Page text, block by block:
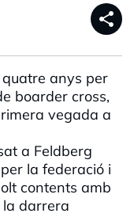
share
anys per
boarder cross,
vegada a
a Feldberg
la federació i
contents amb
la darrera